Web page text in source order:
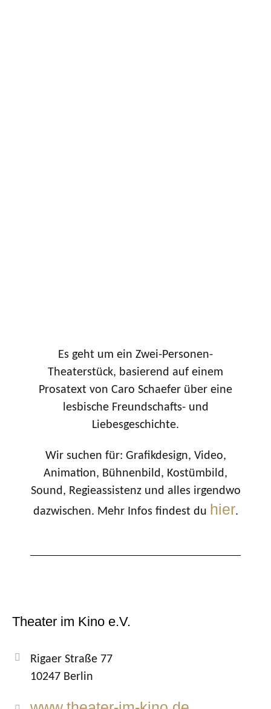
Es geht um ein Zwei-Personen-
Theaterstück, basierend auf einem
Prosatext von Caro Schaefer über eine
lesbische Freundschafts- und
Liebesgeschichte.
Wir suchen für: Grafikdesign, Video,
Animation, Bühnenbild, Kostümbild,
Sound, Regieassistenz und alles irgendwo
dazwischen. Mehr Infos findest du hier.
Theater im Kino e.V.
Rigaer Straße 77
10247 Berlin